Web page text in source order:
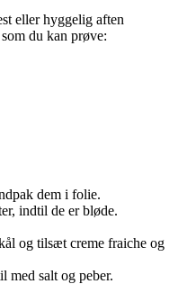
eller hyggelig aften
du kan prøve:
dem i folie.
indtil de er bløde.
og tilsæt creme fraiche og
med salt og peber.